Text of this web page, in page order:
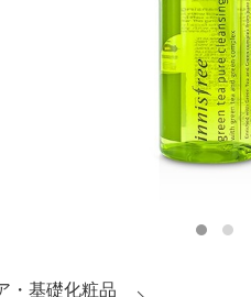
・基礎化粧品